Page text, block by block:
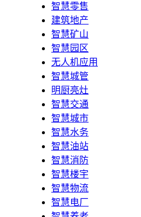
智慧零售
建筑地产
智慧矿山
智慧园区
无人机应用
智慧城管
明厨亮灶
智慧交通
智慧城市
智慧水务
智慧油站
智慧消防
智慧楼宇
智慧物流
智慧电厂